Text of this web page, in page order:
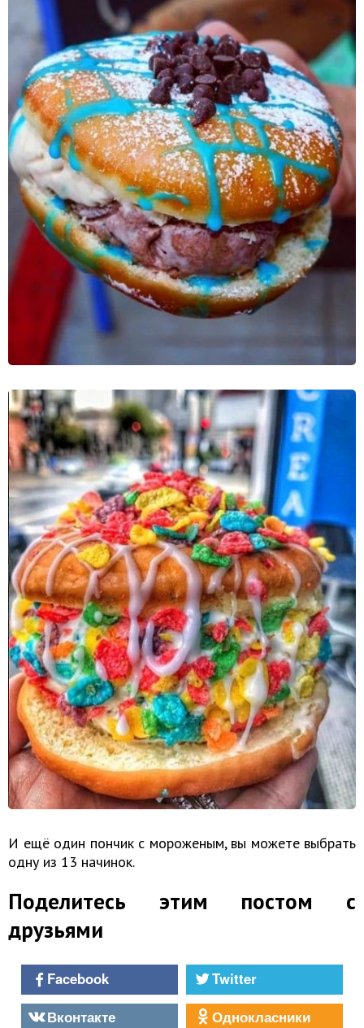
И ещё один пончик с мороженым, вы можете выбрать
одну из 13 начинок.
Поделитесь этим постом с
друзьями
Facebook
Twitter
Вконтакте
Однокласники